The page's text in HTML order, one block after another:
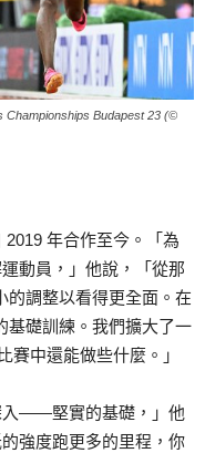
Championships Budapest 23 (©
年合作至今。「為
動員，」他說，「從那
的調整以看得更全面。在
基礎訓練。我們擴大了一
賽中還能做些什麼。」
入——堅實的基礎，」他
強度跑更多的里程，你